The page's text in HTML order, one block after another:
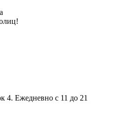
4. Ежедневно с 11 до 21